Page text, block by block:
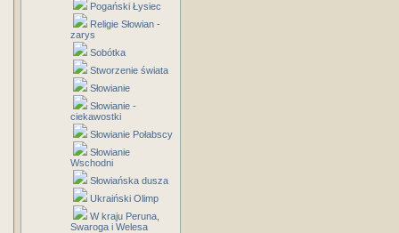
Pogański Łysiec
Religie Słowian -
zarys
Sobótka
Stworzenie świata
Słowianie
Słowianie -
ciekawostki
Słowianie Połabscy
Słowianie
Wschodni
Słowiańska dusza
Ukraiński Olimp
W kraju Peruna,
Swaroga i Welesa